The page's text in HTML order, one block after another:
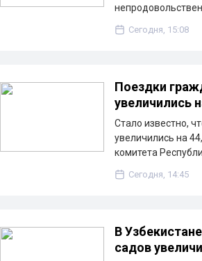
Сегодня, 15:08
Поездки
увеличились
Стало известно,
увеличились на
комитета
Сегодня, 14:45
В
садов